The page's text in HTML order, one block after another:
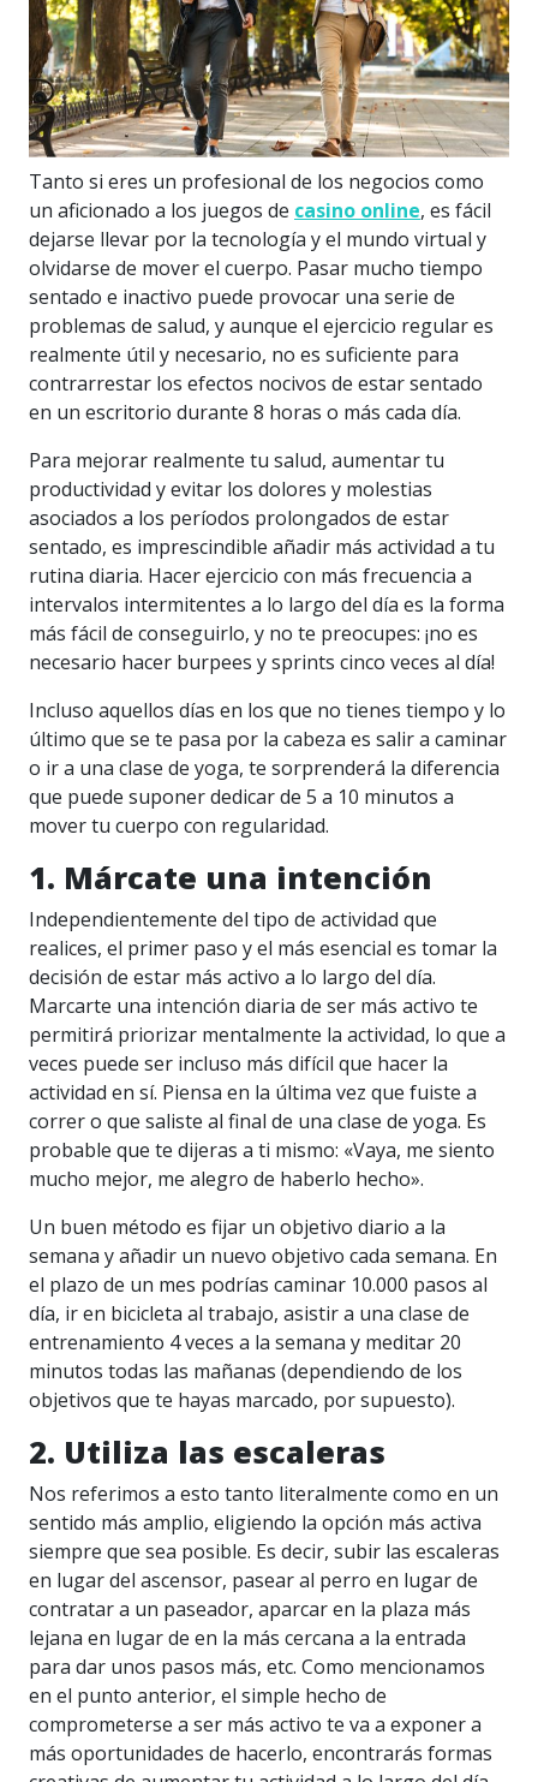
Tanto si eres un profesional de los negocios como
un aficionado a los juegos de casino online, es fácil
dejarse llevar por la tecnología y el mundo virtual y
olvidarse de mover el cuerpo. Pasar mucho tiempo
sentado e inactivo puede provocar una serie de
problemas de salud, y aunque el ejercicio regular es
realmente útil y necesario, no es suficiente para
contrarrestar los efectos nocivos de estar sentado
en un escritorio durante 8 horas o más cada día.
Para mejorar realmente tu salud, aumentar tu
productividad y evitar los dolores y molestias
asociados a los períodos prolongados de estar
sentado, es imprescindible añadir más actividad a tu
rutina diaria. Hacer ejercicio con más frecuencia a
intervalos intermitentes a lo largo del día es la forma
más fácil de conseguirlo, y no te preocupes: ¡no es
necesario hacer burpees y sprints cinco veces al día!
Incluso aquellos días en los que no tienes tiempo y lo
último que se te pasa por la cabeza es salir a caminar
o ir a una clase de yoga, te sorprenderá la diferencia
que puede suponer dedicar de 5 a 10 minutos a
mover tu cuerpo con regularidad.
1. Márcate una intención
Independientemente del tipo de actividad que
realices, el primer paso y el más esencial es tomar la
decisión de estar más activo a lo largo del día.
Marcarte una intención diaria de ser más activo te
permitirá priorizar mentalmente la actividad, lo que a
veces puede ser incluso más difícil que hacer la
actividad en sí. Piensa en la última vez que fuiste a
correr o que saliste al final de una clase de yoga. Es
probable que te dijeras a ti mismo: «Vaya, me siento
mucho mejor, me alegro de haberlo hecho».
Un buen método es fijar un objetivo diario a la
semana y añadir un nuevo objetivo cada semana. En
el plazo de un mes podrías caminar 10.000 pasos al
día, ir en bicicleta al trabajo, asistir a una clase de
entrenamiento 4 veces a la semana y meditar 20
minutos todas las mañanas (dependiendo de los
objetivos que te hayas marcado, por supuesto).
2. Utiliza las escaleras
Nos referimos a esto tanto literalmente como en un
sentido más amplio, eligiendo la opción más activa
siempre que sea posible. Es decir, subir las escaleras
en lugar del ascensor, pasear al perro en lugar de
contratar a un paseador, aparcar en la plaza más
lejana en lugar de en la más cercana a la entrada
para dar unos pasos más, etc. Como mencionamos
en el punto anterior, el simple hecho de
comprometerse a ser más activo te va a exponer a
más oportunidades de hacerlo, encontrarás formas